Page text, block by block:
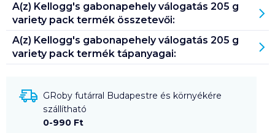
A(z) Kellogg's gabonapehely válogatás 205 g
variety pack termék összetevői:
A(z) Kellogg's gabonapehely válogatás 205 g
variety pack termék tápanyagai:
GRoby futárral Budapestre és környékére
szállítható
0-990 Ft